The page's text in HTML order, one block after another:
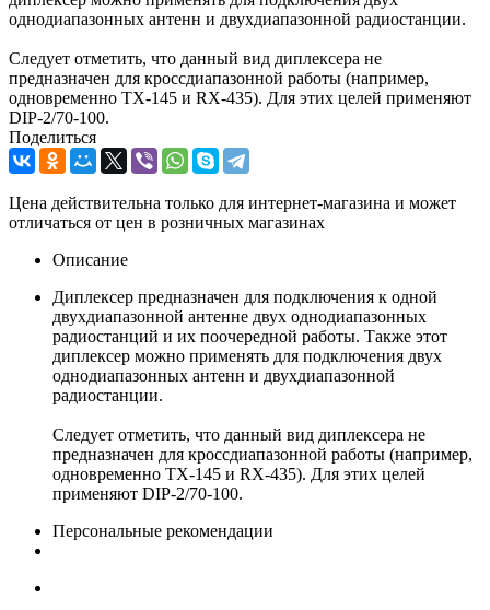
однодиапазонных антенн и двухдиапазонной радиостанции.
Следует отметить, что данный вид диплексера не
предназначен для кроссдиапазонной работы (например,
одновременно TX-145 и RX-435). Для этих целей применяют
DIP-2/70-100.
Поделиться
Цена действительна только для интернет-магазина и может
отличаться от цен в розничных магазинах
Описание
Диплексер предназначен для подключения к одной
двухдиапазонной антенне двух однодиапазонных
радиостанций и их поочередной работы. Также этот
диплексер можно применять для подключения двух
однодиапазонных антенн и двухдиапазонной
радиостанции.
Следует отметить, что данный вид диплексера не
предназначен для кроссдиапазонной работы (например,
одновременно TX-145 и RX-435). Для этих целей
применяют DIP-2/70-100.
Персональные рекомендации